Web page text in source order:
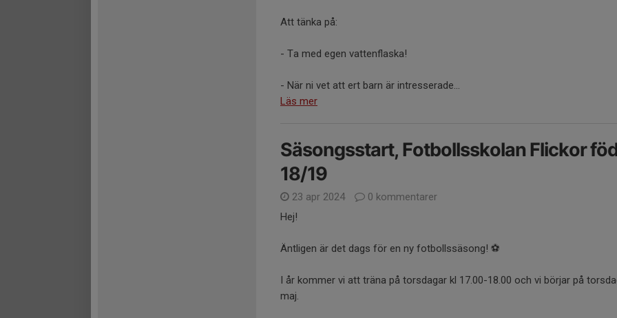
Att tänka på:
- Ta med egen vattenflaska!
- När ni vet att ert barn är intresserade...
Läs mer
Säsongsstart, Fotbollsskolan Flickor
18/19
23 apr 2024
0 kommentarer
Hej!
Äntligen är det dags för en ny fotbollssäsong! ⚽
I år kommer vi att träna på torsdagar kl 17.00-18.00 och vi börjar på
maj.